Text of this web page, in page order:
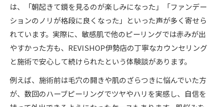
ハーブピーリングでくすみにさよならする方法
美肌を叶える施術の流れを徹底解説
悩みに合わせたカスタマイズ施術の魅力
施術前後で感じるお肌の違いとは
REVISHOP伊勢店でのサロンケアの実際
美肌専門店で感じるリラクゼーションの魅力
美肌専門店ならではの癒しのリラクゼーション
は、「朝起きて鏡を見るのが楽しみになった」「ファンデー
ションのノリが格段に良くなった」といった声が多く寄せら
れています。実際に、敏感肌で他のピーリングでは赤みが出
やすかった方も、REVISHOP伊勢店の丁寧なカウンセリング
と施術で安心して続けられたという体験談があります。
例えば、施術前は毛穴の開きや肌のざらつきに悩んでいた方
が、数回のハーブピーリングでツヤやハリを実感し、自信を